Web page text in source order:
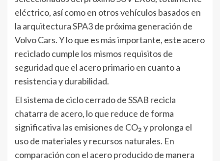
eléctrico, así como en otros vehículos basados en
la arquitectura SPA3 de próxima generación de
Volvo Cars. Y lo que es más importante, este acero
reciclado cumple los mismos requisitos de
seguridad que el acero primario en cuanto a
resistencia y durabilidad.
El sistema de ciclo cerrado de SSAB recicla
chatarra de acero, lo que reduce de forma
significativa las emisiones de CO₂ y prolonga el
uso de materiales y recursos naturales. En
comparación con el acero producido de manera